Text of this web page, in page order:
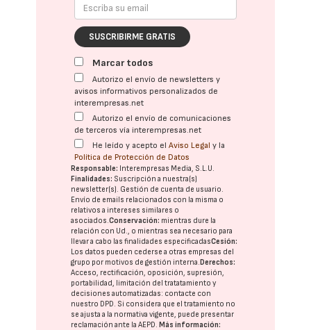
SUSCRIBIRME GRATIS
Marcar todos
Autorizo el envío de newsletters y
avisos informativos personalizados de
interempresas.net
Autorizo el envío de comunicaciones
de terceros vía interempresas.net
He leído y acepto elAviso Legal y la
Política de Protección de Datos
Responsable: Interempresas Media, S.L.U.
Finalidades: Suscripción a nuestra(s)
newsletter(s). Gestión de cuenta de usuario.
Envío de emails relacionados con la misma o
relativos a intereses similares o
asociados.Conservación: mientras dure la
relación con Ud., o mientras sea necesario para
llevar a cabo las finalidades especificadasCesión:
Los datos pueden cederse a otras empresas del
grupo por motivos de gestión interna. Derechos:
Acceso, rectificación, oposición, supresión,
portabilidad, limitación del tratatamiento y
decisiones automatizadas: contacte con
nuestro DPD. Si considera que el tratamiento no
se ajusta a la normativa vigente, puede presentar
reclamación ante laAEPD. Más información: